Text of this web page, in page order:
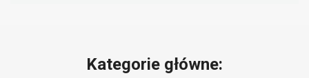
Kategorie główne: